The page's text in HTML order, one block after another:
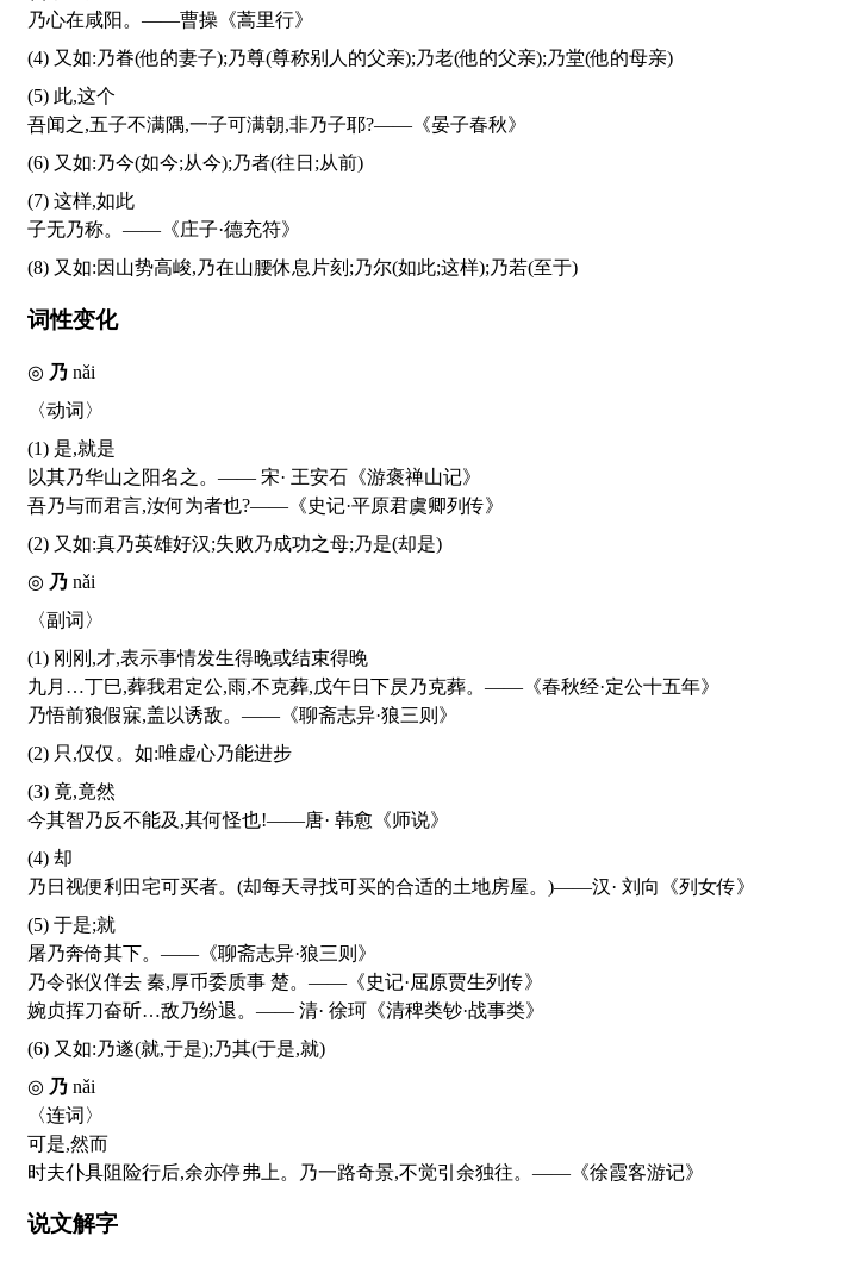
乃心在咸阳。——曹操《蒿里行》
(4) 又如:乃眷(他的妻子);乃尊(尊称别人的父亲);乃老(他的父亲);乃堂(他的母亲)
(5) 此,这个
吾闻之,五子不满隅,一子可满朝,非乃子耶?——《晏子春秋》
(6) 又如:乃今(如今;从今);乃者(往日;从前)
(7) 这样,如此
子无乃称。——《庄子·德充符》
(8) 又如:因山势高峻,乃在山腰休息片刻;乃尔(如此;这样);乃若(至于)
词性变化
乃 nǎi
〈动词〉
(1) 是,就是
以其乃华山之阳名之。—— 宋· 王安石《游褒禅山记》
吾乃与而君言,汝何为者也?——《史记·平原君虞卿列传》
(2) 又如:真乃英雄好汉;失败乃成功之母;乃是(却是)
乃 nǎi
〈副词〉
(1) 刚刚,才,表示事情发生得晚或结束得晚
九月…丁巳,葬我君定公,雨,不克葬,戊午日下昃乃克葬。——《春秋经·定公十五年》
乃悟前狼假寐,盖以诱敌。——《聊斋志异·狼三则》
(2) 只,仅仅。如:唯虚心乃能进步
(3) 竟,竟然
今其智乃反不能及,其何怪也!——唐· 韩愈《师说》
(4) 却
乃日视便利田宅可买者。(却每天寻找可买的合适的土地房屋。)——汉· 刘向《列女传》
(5) 于是;就
屠乃奔倚其下。——《聊斋志异·狼三则》
乃令张仪佯去 秦,厚币委质事 楚。——《史记·屈原贾生列传》
婉贞挥刀奋斫…敌乃纷退。—— 清· 徐珂《清稗类钞·战事类》
(6) 又如:乃遂(就,于是);乃其(于是,就)
乃 nǎi
〈连词〉
可是,然而
时夫仆具阻险行后,余亦停弗上。乃一路奇景,不觉引余独往。——《徐霞客游记》
说文解字